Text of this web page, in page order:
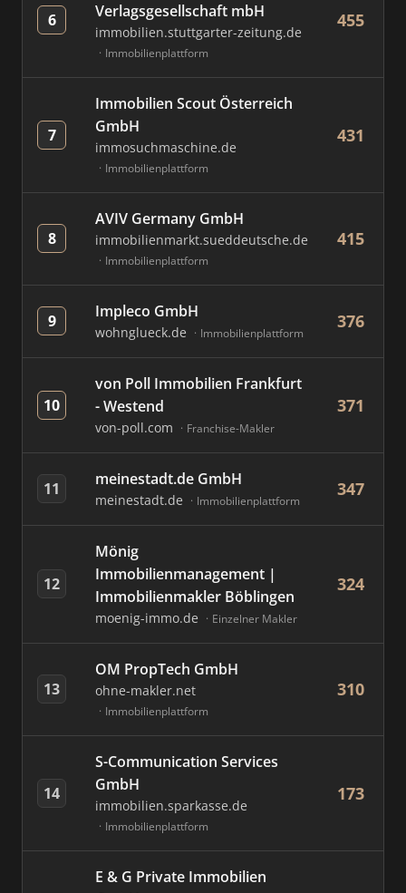
6
Verlagsgesellschaft mbH
immobilien.stuttgarter-zeitung.de
Immobilienplattform
455
7
Immobilien Scout Österreich
GmbH
immosuchmaschine.de
Immobilienplattform
431
8
AVIV Germany GmbH
immobilienmarkt.sueddeutsche.de
Immobilienplattform
415
9 Impleco GmbH
wohnglueck.de Immobilienplattform
376
10
von Poll Immobilien Frankfurt
- Westend
von-poll.com Franchise-Makler
371
11 meinestadt.de GmbH
meinestadt.de Immobilienplattform
347
12
Mönig
Immobilienmanagement |
Immobilienmakler Böblingen
moenig-immo.de Einzelner Makler
324
13
OM PropTech GmbH
ohne-makler.net
Immobilienplattform
310
14
S-Communication Services
GmbH
immobilien.sparkasse.de
Immobilienplattform
173
E & G Private Immobilien